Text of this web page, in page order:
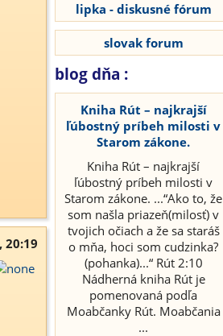
20:19
lipka - diskusné fórum
slovak forum
blog dňa :
Kniha Rút – najkrajší
ľúbostný príbeh milosti v
Starom zákone.
Kniha Rút – najkrajší
ľúbostný príbeh milosti v
Starom zákone. ...“Ako to, že
som našla priazeň(milosť) v
tvojich očiach a že sa staráš
o mňa, hoci som cudzinka?
(pohanka)...“ Rút 2:10
Nádherná kniha Rút je
pomenovaná podľa
Moabčanky Rút. Moabčania
...